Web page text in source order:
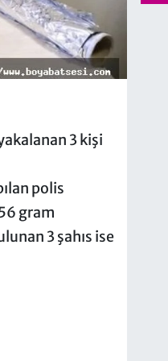
3 kişi
polis
gram
3 şahıs ise